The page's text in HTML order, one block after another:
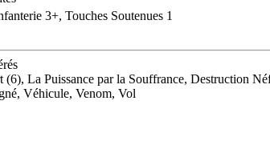
3+, Touches Soutenues 1
(6), La Puissance par la Souffrance, Destruction
Véhicule, Venom, Vol